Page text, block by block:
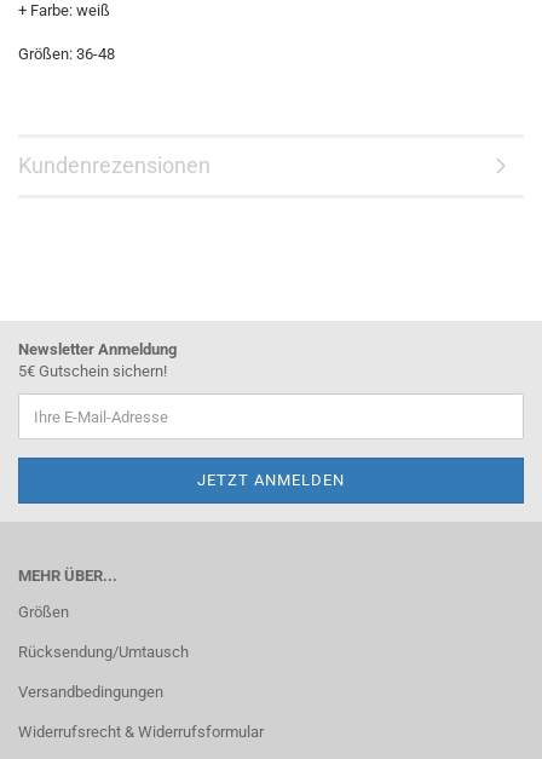
+ Farbe: weiß
Größen: 36-48
Kundenrezensionen
Newsletter Anmeldung
5€ Gutschein sichern!
MEHR ÜBER...
Größen
Rücksendung/Umtausch
Versandbedingungen
Widerrufsrecht & Widerrufsformular